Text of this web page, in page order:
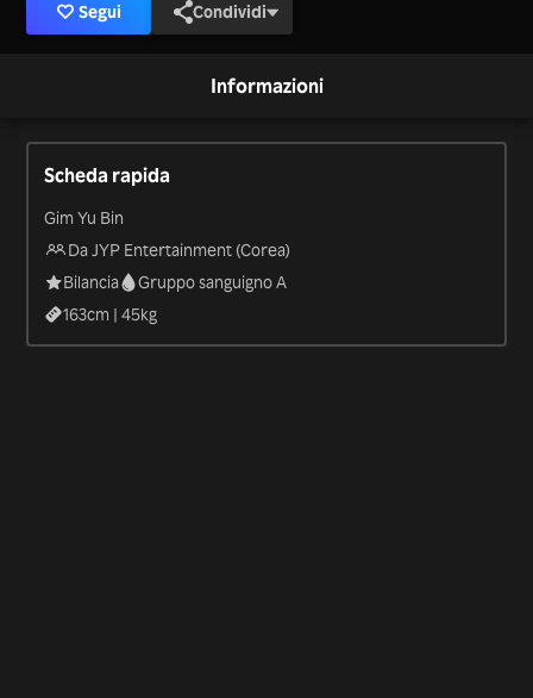
Segui Condividi
Informazioni
Scheda rapida
Gim Yu Bin
Da JYP Entertainment (Corea)
Bilancia
Gruppo sanguigno A
163cm |45kg